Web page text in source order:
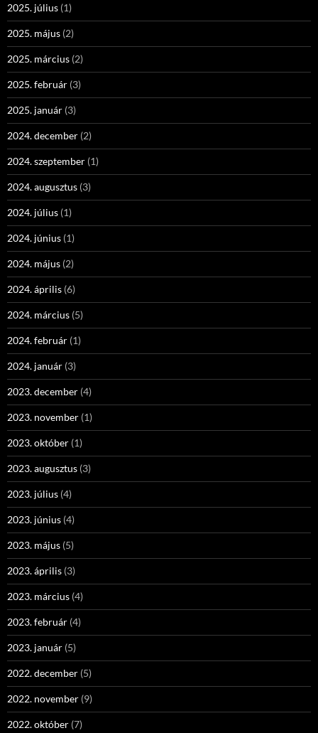
2025. július (1)
2025. május (2)
2025. március (2)
2025. február (3)
2025. január (3)
2024. december (2)
2024. szeptember (1)
2024. augusztus (3)
2024. július (1)
2024. június (1)
2024. május (2)
2024. április (6)
2024. március (5)
2024. február (1)
2024. január (3)
2023. december (4)
2023. november (1)
2023. október (1)
2023. augusztus (3)
2023. július (4)
2023. június (4)
2023. május (5)
2023. április (3)
2023. március (4)
2023. február (4)
2023. január (5)
2022. december (5)
2022. november (9)
2022. október (7)